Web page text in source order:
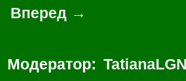
Вперед →
Модератор: